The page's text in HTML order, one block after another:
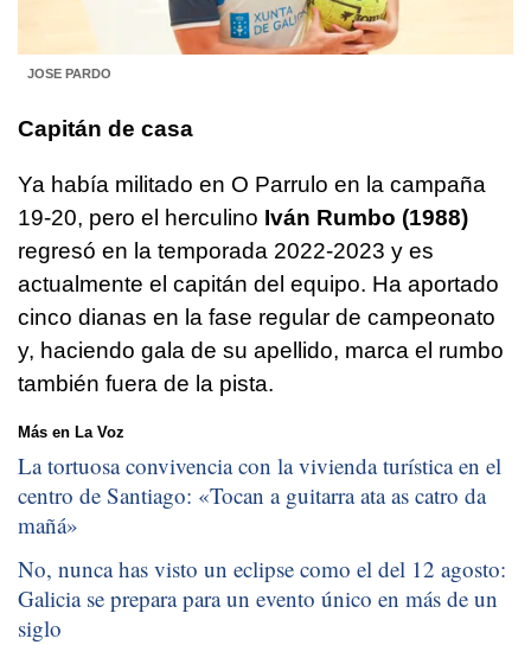
JOSE PARDO
Capitán de casa
Ya había militado en O Parrulo en la campaña
19-20, pero el herculino Iván Rumbo (1988)
regresó en la temporada 2022-2023 y es
actualmente el capitán del equipo. Ha aportado
cinco dianas en la fase regular de campeonato
y, haciendo gala de su apellido, marca el rumbo
también fuera de la pista.
Más en La Voz
La tortuosa convivencia con la vivienda turística en el
centro de Santiago: «Tocan a guitarra ata as catro da
mañá»
No, nunca has visto un eclipse como el del 12 agosto:
Galicia se prepara para un evento único en más de un
siglo